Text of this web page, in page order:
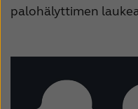
palohälyttimen